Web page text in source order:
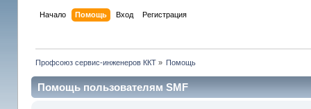
Начало Помощь Вход Регистрация
Профсоюз сервис-инженеров ККТ» Помощь
Помощь пользователям SMF